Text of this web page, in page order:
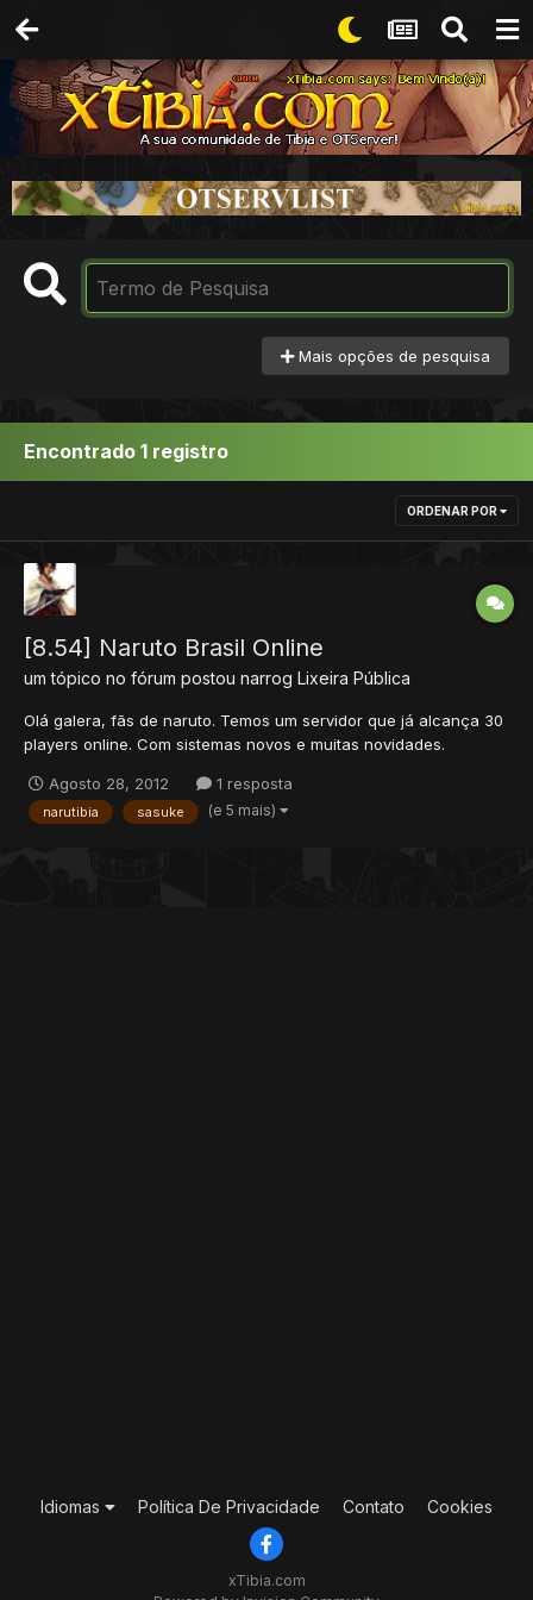
Mais opções de pesquisa
Encontrado 1 registro
ORDENAR POR
[8.54] Naruto Brasil Online
um tópico no fórum postou narrog Lixeira Pública
Olá galera, fãs de naruto. Temos um servidor que já alcança 30
players online. Com sistemas novos e muitas novidades.
Acc : 1/1 Informações : ~~ Sistema de elementos~~ Quanto mais
você treina mais sobe o rank do seu elemento...
Agosto 28, 2012 1 resposta
narutibia sasuke (e 5 mais)
Idiomas Política De Privacidade Contato Cookies
xTibia.com